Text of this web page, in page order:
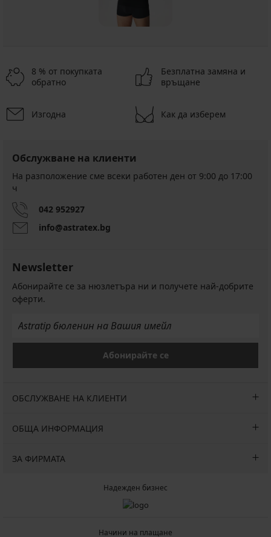
8 % от покупката
обратно
Безплатна замяна и
връщане
Изгодна Как да изберем
Обслужване на клиенти
На разположение сме всеки работен ден от 9:00 до 17:00
ч
042 952927
info@astratex.bg
Newsletter
Абонирайте се за нюзлетъра ни и получете най-добрите
оферти.
Абонирайте се
ОБСЛУЖВАНЕ НА КЛИЕНТИ
ОБЩА ИНФОРМАЦИЯ
ЗА ФИРМАТА
Надежден бизнес
Начини на плащане